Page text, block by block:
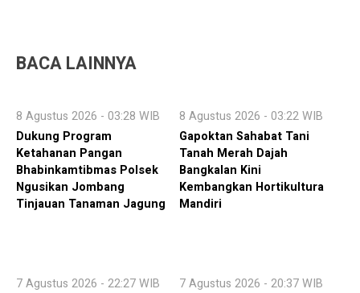
BACA LAINNYA
8 Agustus 2026 - 03:28 WIB
Dukung Program
Ketahanan Pangan
Bhabinkamtibmas Polsek
Ngusikan Jombang
Tinjauan Tanaman Jagung
8 Agustus 2026 - 03:22 WIB
Gapoktan Sahabat Tani
Tanah Merah Dajah
Bangkalan Kini
Kembangkan Hortikultura
Mandiri
7 Agustus 2026 - 22:27 WIB
7 Agustus 2026 - 20:37 WIB